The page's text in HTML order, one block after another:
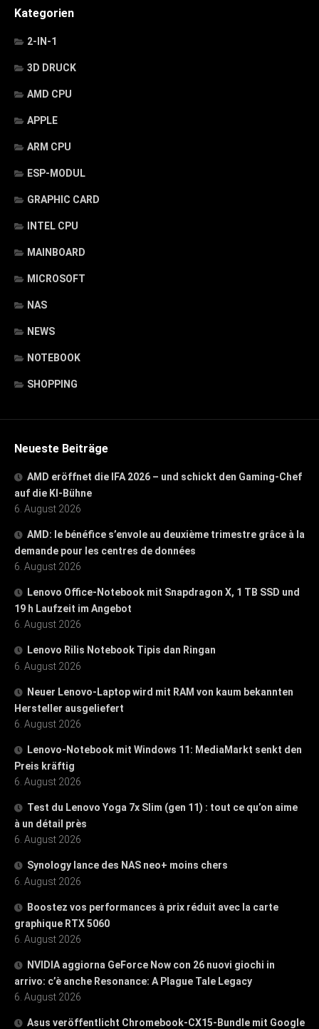
Kategorien
2-IN-1
3D DRUCK
AMD CPU
APPLE
ARM CPU
ESP-MODUL
GRAPHIC CARD
INTEL CPU
MAINBOARD
MICROSOFT
NAS
NEWS
NOTEBOOK
SHOPPING
Neueste Beiträge
AMD eröffnet die IFA 2026 – und schickt den Gaming-Chef
auf die KI-Bühne
6. August 2026
AMD: le bénéfice s’envole au deuxième trimestre grâce à la
demande pour les centres de données
6. August 2026
Lenovo Office-Notebook mit Snapdragon X, 1 TB SSD und
19 h Laufzeit im Angebot
6. August 2026
Lenovo Rilis Notebook Tipis dan Ringan
6. August 2026
Neuer Lenovo-Laptop wird mit RAM von kaum bekannten
Hersteller ausgeliefert
6. August 2026
Lenovo-Notebook mit Windows 11: MediaMarkt senkt den
Preis kräftig
6. August 2026
Test du Lenovo Yoga 7x Slim (gen 11) : tout ce qu’on aime
à un détail près
6. August 2026
Synology lance des NAS neo+ moins chers
6. August 2026
Boostez vos performances à prix réduit avec la carte
graphique RTX 5060
6. August 2026
NVIDIA aggiorna GeForce Now con 26 nuovi giochi in
arrivo: c’è anche Resonance: A Plague Tale Legacy
6. August 2026
Asus veröffentlicht Chromebook-CX15-Bundle mit Google